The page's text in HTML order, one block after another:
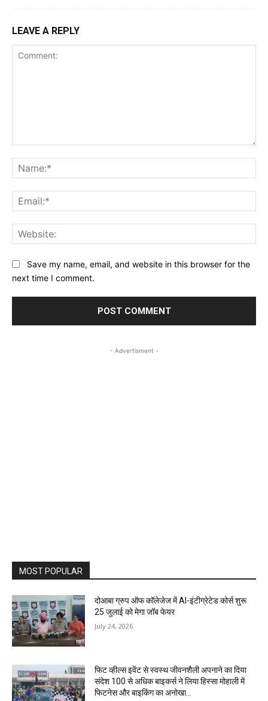
LEAVE A REPLY
Save my name, email, and website in this browser for the
next time I comment.
- Advertisment -
MOST POPULAR
दोआबा ग्रुप ऑफ कॉलेजेज में AI-इंटीग्रेटेड कोर्स शुरू
25 जुलाई को मेगा जॉब फेयर
July 24, 2026
फिट व्हील्स इवेंट से स्वस्थ जीवनशैली अपनाने का दिया
संदेश 100 से अधिक बाइकर्स ने लिया हिस्सा मोहाली में
फिटनेस और बाइकिंग का अनोखा...